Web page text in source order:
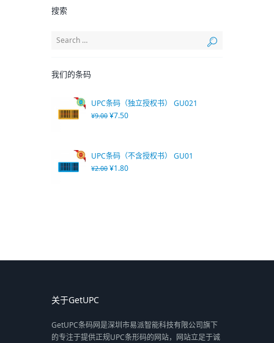
搜索
我们的条码
UPC条码（独立授权书） GU021
¥9.00 ¥7.50
UPC条码（不含授权书） GU01
¥2.00 ¥1.80
关于GetUPC
GetUPC条码网是深圳市易派智能科技有限公司旗下
的专注于提供正规UPC条形码的网站，网站立足于诚